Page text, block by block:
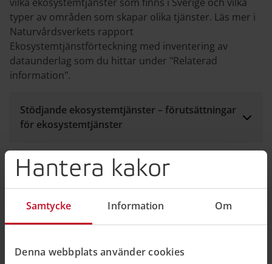
Hantera kakor
Samtycke Information Om
Denna webbplats använder cookies
typer av områden som skapar olika tjänster. Läs mer i
Naturvårdsverkets rapport
Ekosystemtjänstförteckning med inventering av
dataunderlag som du hittar under "Relaterad
information".
Stödjande ekosystemtjänster – förutsättningar
för ekosystemtjänster
Försörjande ekosystemtjänster – produkter
från naturen
klimatanpassning och god miljö